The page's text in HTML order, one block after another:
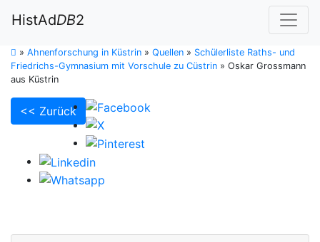
HistAdDB2
» Ahnenforschung in Küstrin » Quellen » Schülerliste Raths- und
Friedrichs-Gymnasium mit Vorschule zu Cüstrin » Oskar Grossmann
aus Küstrin
<< Zurück